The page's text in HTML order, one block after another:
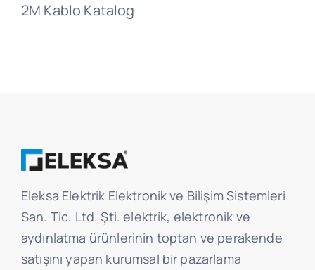
2M Kablo Katalog
Eleksa Elektrik Elektronik ve Bilişim Sistemleri
San. Tic. Ltd. Şti. elektrik, elektronik ve
aydınlatma ürünlerinin toptan ve perakende
satışını yapan kurumsal bir pazarlama